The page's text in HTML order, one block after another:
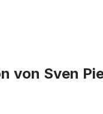
von Sven